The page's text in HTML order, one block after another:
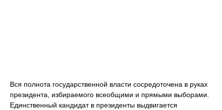
Вся полнота государственной власти сосредоточена в руках
президента, избираемого всеобщими и прямыми выборами.
Единственный кандидат в президенты выдвигается